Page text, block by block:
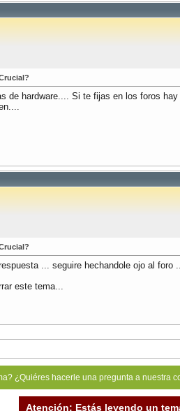
de hardware.... Si te fijas en los foros
... seguire hechandole ojo al foro
este tema...
¿Quiéres hacerle una pregunta a nuestra
Atención: Estás leyendo un